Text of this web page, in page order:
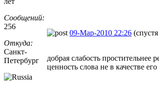
Сообщений:
256
Откуда:
Санкт-
Петерб​ург
09-Мар-2010 22:26
добрая слабость простительнее
ценность слова не в качестве